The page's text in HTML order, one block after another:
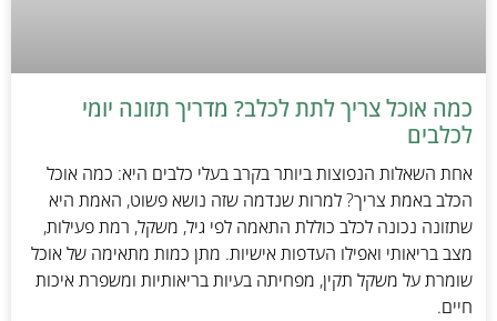
כמה אוכל צריך לתת לכלב? מדריך תזונה יומי
לכלבים
אחת השאלות הנפוצות ביותר בקרב בעלי כלבים היא: כמה אוכל
הכלב באמת צריך? למרות שנדמה שזה נושא פשוט, האמת היא
שתזונה נכונה לכלב כוללת התאמה לפי גיל, משקל, רמת פעילות,
מצב בריאותי ואפילו העדפות אישיות. מתן כמות מתאימה של אוכל
שומרת על משקל תקין, מפחיתה בעיות בריאותיות ומשפרת איכות
חיים.